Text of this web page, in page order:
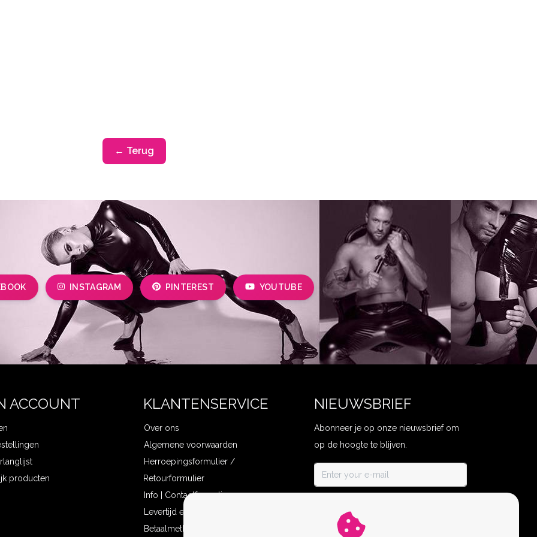
← Terug
INSTAGRAM PINTEREST YOUTUBE
ACCOUNT
producten
KLANTENSERVICE
Over ons
Algemene voorwaarden
Herroepingsformulier /
Retourformulier
Info | Contactformulier
Levertijd en verzendkosten
Betaalmethoden
NIEUWSBRIEF
Abonneer je op onze nieuwsbrief om
op de hoogte te blijven.